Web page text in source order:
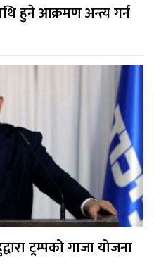
हुने आक्रमण अन्त्य गर्न
ट्रम्पको गाजा योजना